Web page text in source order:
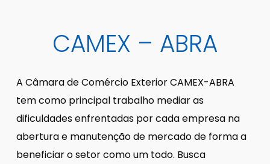
CAMEX – ABRA
A Câmara de Comércio Exterior CAMEX-ABRA
tem como principal trabalho mediar as
dificuldades enfrentadas por cada empresa na
abertura e manutenção de mercado de forma a
beneficiar o setor como um todo. Busca